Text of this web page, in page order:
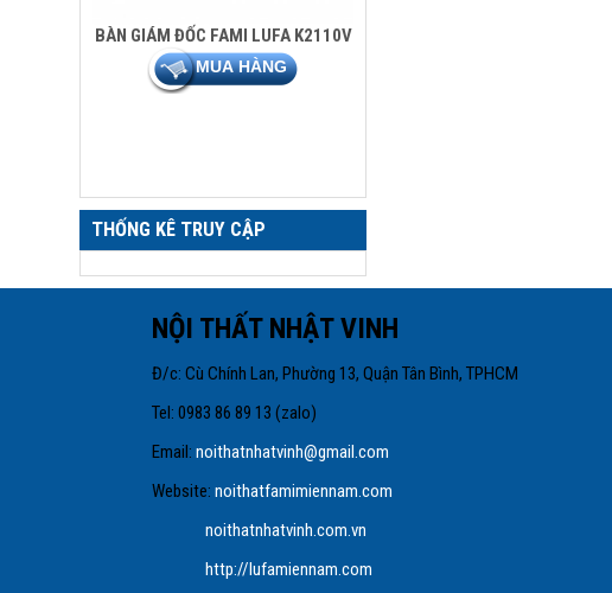
BÀN GIÁM ĐỐC FAMI LUFA K2110V
THỐNG KÊ TRUY CẬP
NỘI THẤT NHẬT VINH
Đ/c: Cù Chính Lan, Phường 13, Quận Tân
Tel: 0983 86 89 13
Email: noithatnhatvinh@gmail.com
Website: noithatfamimiennam.com
noithatnhatvinh.com.vn
http://lufamiennam.com